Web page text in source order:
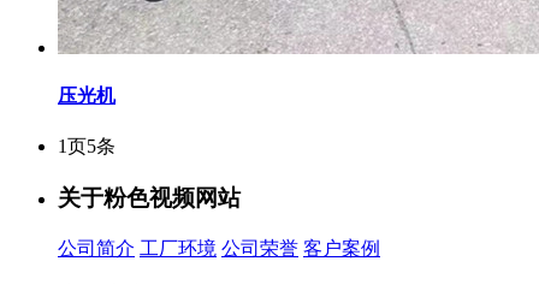
压光机
1页5条
关于粉色视频网站
公司简介 工厂环境 公司荣誉 客户案例